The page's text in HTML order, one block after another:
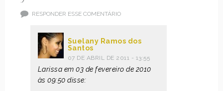
RESPONDER ESSE COMENTÁRIO
Suelany Ramos dos
Santos
07 DE ABRIL DE 2011 - 13:55
Larissa em 03 de fevereiro de 2010
às 09:50 disse: